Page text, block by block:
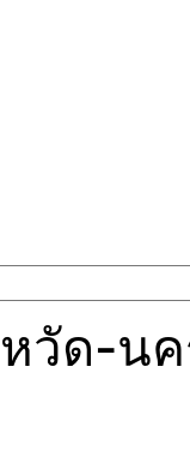
วัด-น